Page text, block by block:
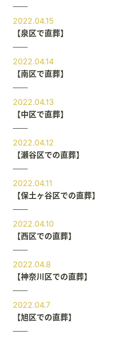
2022.04.15
【泉区で直葬】
2022.04.14
【南区で直葬】
2022.04.13
【中区で直葬】
2022.04.12
【瀬谷区での直葬】
2022.04.11
【保土ヶ谷区での直葬】
2022.04.10
【西区での直葬】
2022.04.8
【神奈川区での直葬】
2022.04.7
【旭区での直葬】